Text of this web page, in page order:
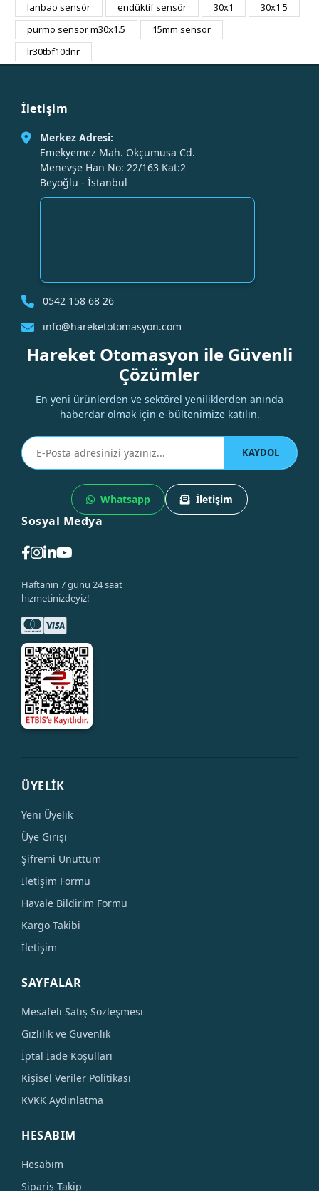
lanbao sensör
endüktif sensör 30x1
30x1 5
purmo sensor m30x1.5
15mm sensor
lr30tbf10dnr
İletişim
Merkez Adresi:
Emekyemez Mah. Okçumusa Cd.
Menevşe Han No: 22/163 Kat:2
Beyoğlu - İstanbul
0542 158 68 26
info@hareketotomasyon.com
Hareket Otomasyon ile Güvenli
Çözümler
En yeni ürünlerden ve sektörel yeniliklerden anında
haberdar olmak için e-bültenimize katılın.
KAYDOL
Whatsapp İletişim
Sosyal Medya
Haftanın 7 günü 24 saat
hizmetinizdeyiz!
ÜYELİK
Yeni Üyelik
Üye Girişi
Şifremi Unuttum
İletişim Formu
Havale Bildirim Formu
Kargo Takibi
İletişim
SAYFALAR
Mesafeli Satış Sözleşmesi
Gizlilik ve Güvenlik
İptal İade Koşulları
Kişisel Veriler Politikası
KVKK Aydınlatma
HESABIM
Hesabım
Sipariş Takip